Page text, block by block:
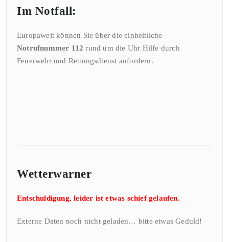
Im Notfall:
Europaweit können Sie über die einheitliche
Notrufnummer 112 rund um die Uhr Hilfe durch
Feuerwehr und Rettungsdienst anfordern.
Wetterwarner
Entschuldigung, leider ist etwas schief gelaufen.
Externe Daten noch nicht geladen… bitte etwas Geduld!